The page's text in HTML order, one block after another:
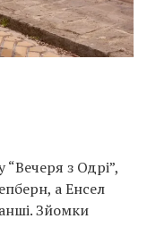
з Одрі”,
а Енсел
Зйомки